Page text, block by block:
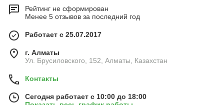
Рейтинг не сформирован
Менее 5 отзывов за последний год
Работает с 25.07.2017
г. Алматы
Ул. Брусиловского, 152, Алматы, Казахстан
Контакты
Сегодня работает с 10:00 до 18:00